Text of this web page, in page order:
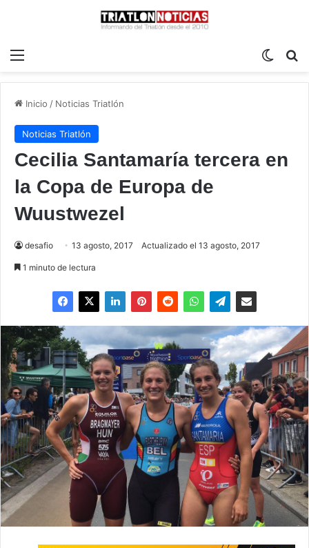
Inicio / Noticias Triatlón
Noticias Triatlón
Cecilia Santamaría tercera en
la Copa de Europa de
Wuustwezel
desafio 13 agosto, 2017 Actualizado el 13 agosto, 2017
1 minuto de lectura